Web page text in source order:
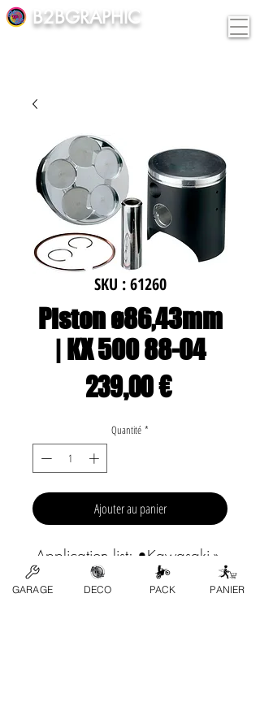
B2BGRAPHIC
SKU : 61260
Piston ø86,43mm
| KX 500 88-04
239,00 €Prix
Quantité *
Ajouter au panier
Application list: •Kawasaki-»
KX 500 1988 , 1989 ,
GARAGE DECO PACK PANIER